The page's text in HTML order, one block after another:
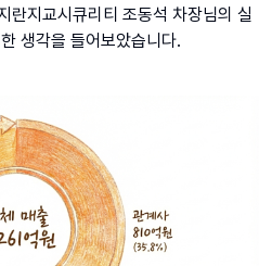
란지교시큐리티 조동석 차장님의 실
생각을 들어보았습니다.